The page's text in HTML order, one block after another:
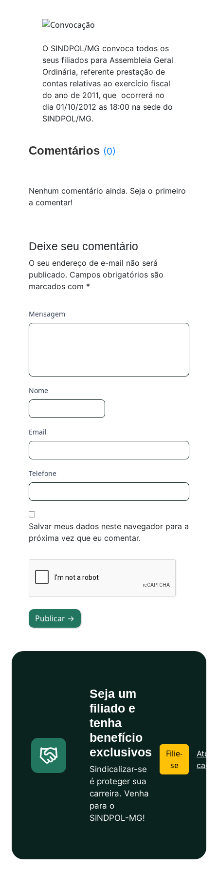
O SINDPOL/MG convoca todos os
seus filiados para Assembleia Geral
Ordinária, referente prestação de
contas relativas ao exercício fiscal
do ano de 2011, que ocorrerá no
dia 01/10/2012 as 18:00 na sede do
SINDPOL/MG.
Comentários (0)
Nenhum comentário ainda. Seja o primeiro
a comentar!
Deixe seu comentário
O seu endereço de e-mail não será
publicado. Campos obrigatórios são
marcados com *
Mensagem
Nome
Email
Telefone
Salvar meus dados neste navegador para a
próxima vez que eu comentar.
Publicar →
Seja um
filiado e
tenha
benefício
exclusivos
Sindicalizar-se
é proteger sua
carreira. Venha
para o
SINDPOL-MG!
Filie-
se